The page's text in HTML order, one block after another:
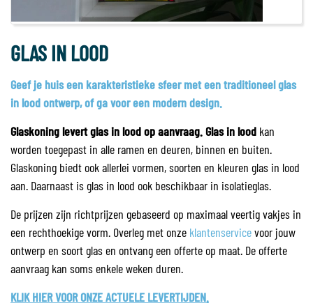
GLAS IN LOOD
Geef je huis een karakteristieke sfeer met een traditioneel glas
in lood ontwerp, of ga voor een modern design.
Glaskoning levert glas in lood op aanvraag. Glas in lood kan
worden toegepast in alle ramen en deuren, binnen en buiten.
Glaskoning biedt ook allerlei vormen, soorten en kleuren glas in lood
aan. Daarnaast is glas in lood ook beschikbaar in isolatieglas.
De prijzen zijn richtprijzen gebaseerd op maximaal veertig vakjes in
een rechthoekige vorm. Overleg met onze klantenservicevoor jouw
ontwerp en soort glas en ontvang een offerte op maat. De offerte
aanvraag kan soms enkele weken duren.
KLIK HIER VOOR ONZE ACTUELE LEVERTIJDEN.